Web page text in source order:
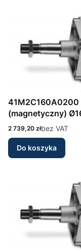
41M2C160A0200
(magnetyczny)
amortyzacja
Camozzi
Cena
2 739,20 złbez VAT
Do koszyka